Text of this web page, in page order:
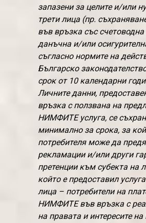
запазени за целите и/или
трети лица (пр.
във връзка със
данъчна и/или
съгласно нормите на
Българско
срок от 10 календарни
Личните данни,
връзка с ползвана на
НИМФИТЕ услуга, се
минимално за срока, за
потребителя може да
рекламации и/или други
претенции към субекта на
който е предоставил
лица – потребители на
НИМФИТЕ във връзка с
на правата и интересите